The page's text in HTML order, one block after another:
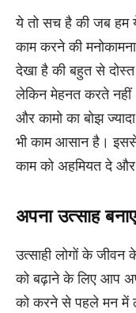
ये तो सच है की जब हम
काम करने की
देखा है की बहुत से
लेकिन मेहनत करते
और कामो का बोझ
भी काम आसान है।
काम को अहमियत दे
अपना उत्साह
उत्साही लोगों के जीवन
को बढ़ाने के लिए आप
को करने से पहले मन में